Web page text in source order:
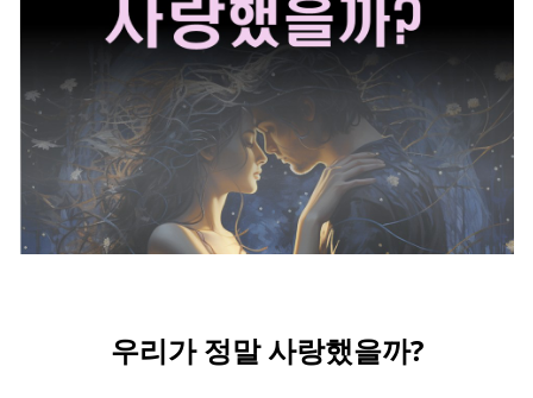
우리가 정말 사랑했을까?